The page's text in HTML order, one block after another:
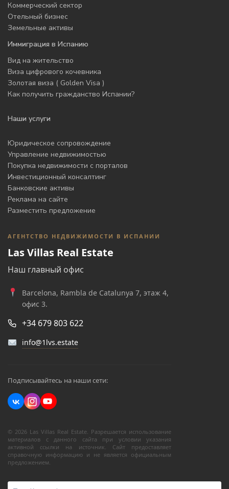
Коммерческий сектор
Отельный бизнес
Земельные активы
Иммиграция в Испанию
Вид на жительство
Виза цифрового кочевника
Золотая виза ( Golden Visa )
Как получить гражданство Испании?
Наши услуги
Юридическое сопровождение
Управление недвижимостью
Покупка недвижимости с порталов
Инвестиционный консалтинг
Банковские активы
Реклама на сайте
Разместить предложение
АГЕНТСТВО НЕДВИЖИМОСТИ В ИСПАНИИ
Las Villas Real Estate
Наш главный офис
Barcelona, Rambla de Catalunya 7, этаж 4,
офис 3.
+34 679 803 622
info@1lvs.estate
Подписывайтесь на наши сети:
© 2026 Las Villas Real Estate. Разрешается использование
материалов с данного сайта при условии указания
активной ссылки на источник. Сайт предоставляет
справочную информацию и не является официальным
предложением.